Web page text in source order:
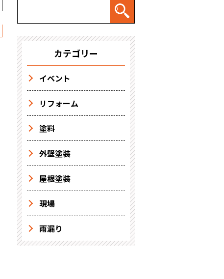
カテゴリー
イベント
リフォーム
塗料
外壁塗装
屋根塗装
現場
雨漏り